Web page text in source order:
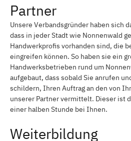
Partner
Unsere Verbandsgründer haben sich
dass in jeder Stadt wie Nonnenwald
Handwerkprofis vorhanden sind, die
eingreifen können. So haben sie ein
Handwerksbetrieben rund um
aufgebaut, dass sobald Sie anrufen
schildern, Ihren Auftrag an den von
unserer Partner vermittelt. Dieser ist
einer halben Stunde bei Ihnen.
Weiterbildung